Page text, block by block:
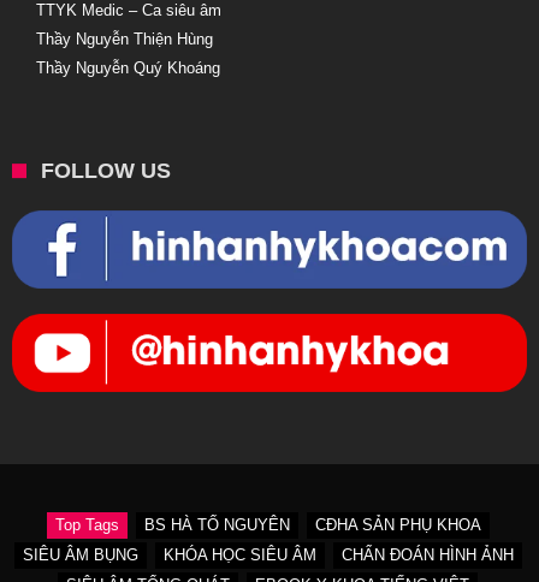
TTYK Medic – Ca siêu âm
Thầy Nguyễn Thiện Hùng
Thầy Nguyễn Quý Khoáng
FOLLOW US
Top Tags BS HÀ TỐ NGUYÊN
CĐHA SẢN PHỤ KHOA
SIÊU ÂM BỤNG
KHÓA HỌC SIÊU ÂM
CHẨN ĐOÁN HÌNH ẢNH